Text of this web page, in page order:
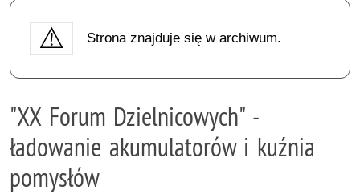
Strona znajduje się w archiwum.
"XX Forum Dzielnicowych" -
ładowanie akumulatorów i kuźnia
pomysłów